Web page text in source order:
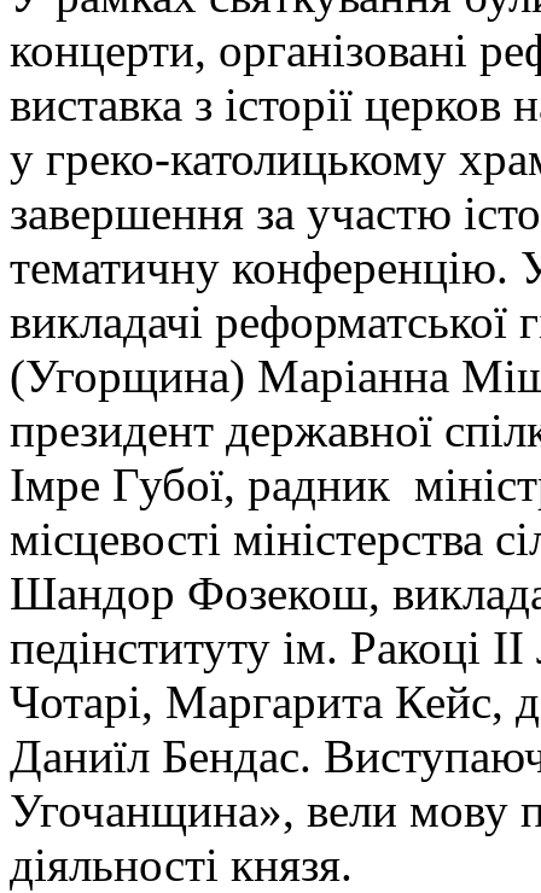
концерти, організовані
виставка з історії
у греко-католицькому
завершення за участю
тематичну конференцію.
викладачі
(Угорщина) Маріанна
президент державної
Імре Губої, радник
місцевості міністерства
Шандор Фозекош,
педінституту ім. Ракоці
Чотарі, Маргарита Кейс,
Даниїл Бендас.
Угочанщина», вели мову
діяльності князя.